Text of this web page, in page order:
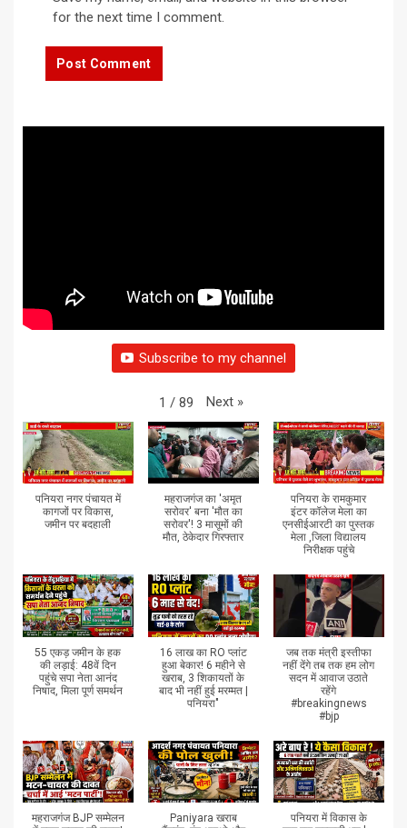
for the next time I comment.
Subscribe to my channel
1 / 89 Next »
पनियरा नगर पंचायत में
कागजों पर विकास,
जमीन पर बदहाली
महराजगंज का 'अमृत
सरोवर' बना 'मौत का
सरोवर'! 3 मासूमों की
मौत, ठेकेदार गिरफ्तार
पनियरा के रामकुमार
इंटर कॉलेज मेला का
एनसीईआरटी का पुस्तक
मेला ,जिला विद्यालय
निरीक्षक पहुंचे
55 एकड़ जमीन के हक
की लड़ाई: 48वें दिन
पहुंचे सपा नेता आनंद
निषाद, मिला पूर्ण समर्थन
16 लाख का RO प्लांट
हुआ बेकार! 6 महीने से
खराब, 3 शिकायतों के
बाद भी नहीं हुई मरम्मत |
पनियरा"
जब तक मंत्री इस्तीफा
नहीं देंगे तब तक हम लोग
सदन में आवाज उठाते
रहेंगे
#breakingnews
#bjp
महराजगंज BJP सम्मेलन
Paniyara खराब
पनियरा में विकास के